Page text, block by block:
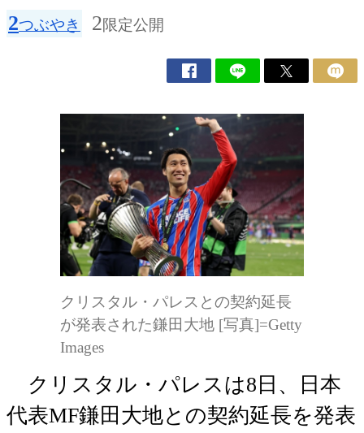
2つぶやき 2限定公開
クリスタル・パレスとの契約延長
が発表された鎌田大地 [写真]=Getty
Images
クリスタル・パレスは8日、日本
代表MF鎌田大地との契約延長を発表